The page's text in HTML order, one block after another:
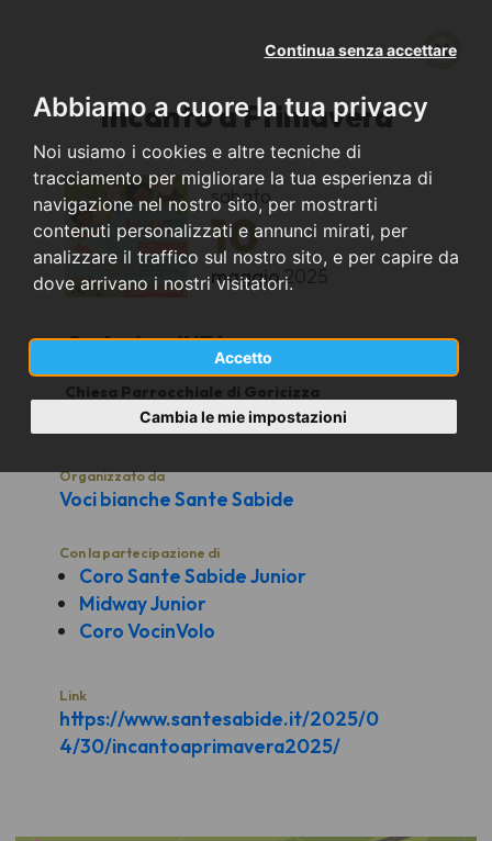
Abbiamo a cuore la tua privacy
Noi usiamo i cookies e altre tecniche di
tracciamento per migliorare la tua esperienza di
navigazione nel nostro sito, per mostrarti
contenuti personalizzati e annunci mirati, per
analizzare il traffico sul nostro sito, e per capire da
dove arrivano i nostri visitatori.
Accetto
Continua senza accettare
Cambia le mie impostazioni
Incanto a Primavera
sabato
10
maggio2025
Codroipo (UD)
Chiesa Parrocchiale di Goricizza
Organizzato da
Voci bianche Sante Sabide
Con la partecipazione di
Coro Sante Sabide Junior
Midway Junior
Coro VocinVolo
Link
https://www.santesabide.it/2025/0
4/30/incantoaprimavera2025/